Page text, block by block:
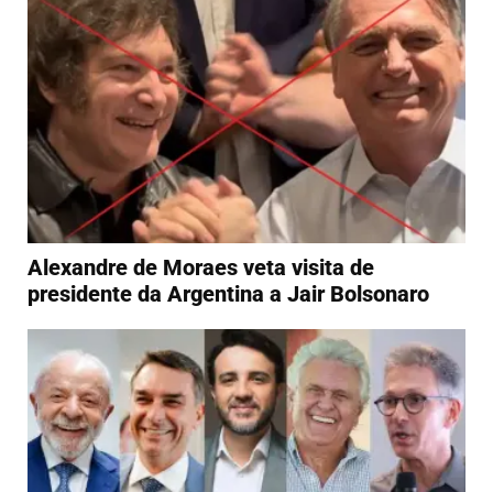
Alexandre de Moraes veta visita de
presidente da Argentina a Jair Bolsonaro